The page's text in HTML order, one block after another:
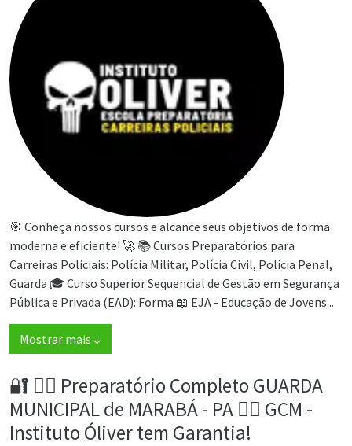
🎯 Conheça nossos cursos e alcance seus objetivos de forma
moderna e eficiente! 🚀 📚 Cursos Preparatórios para
Carreiras Policiais: Polícia Militar, Polícia Civil, Polícia Penal,
Guarda 🎓 Curso Superior Sequencial de Gestão em Segurança
Pública e Privada (EAD): Forma 📖 EJA - Educação de Jovens...
Mostrar mais ↓
🔐 👮‍♂️ Preparatório Completo GUARDA
MUNICIPAL de MARABÁ - PA 👮‍♂️ GCM -
Instituto Óliver tem Garantia!